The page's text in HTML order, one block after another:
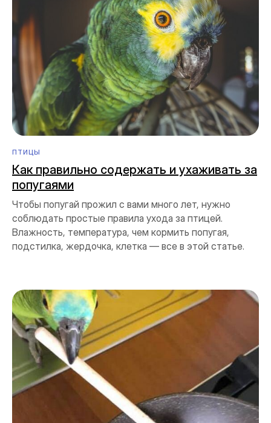
ПТИЦЫ
Как правильно содержать и ухаживать за
попугаями
Чтобы попугай прожил с вами много лет, нужно
соблюдать простые правила ухода за птицей.
Влажность, температура, чем кормить попугая,
подстилка, жердочка, клетка — все в этой статье.